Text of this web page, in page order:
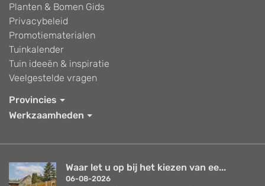
Planten & Bomen Gids
Privacybeleid
Promotiematerialen
Tuinkalender
Tuin ideeën & inspiratie
Veelgestelde vragen
Provincies
Werkzaamheden
Waar let u op bij het kiezen van ee...
06-08-2026